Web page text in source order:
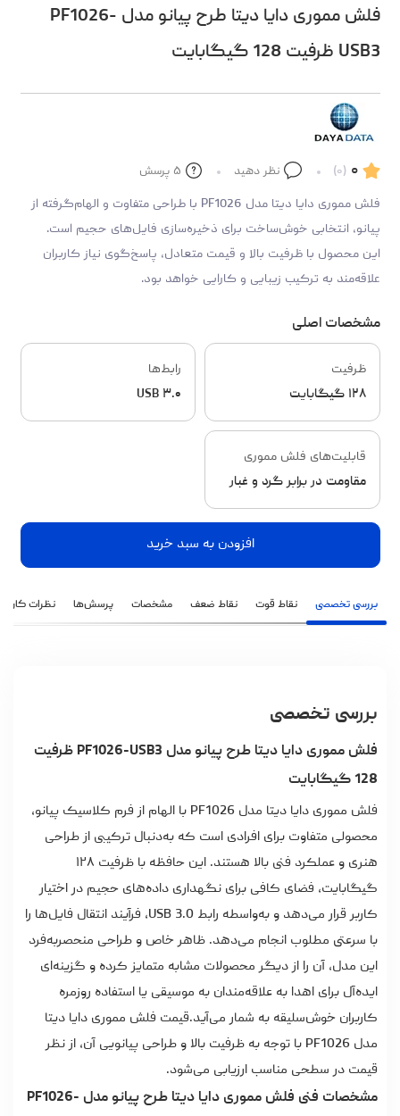
فلش مموری دایا دیتا طرح پیانو مدل PF1026-
USB3 ظرفیت 128 گیگابایت
۰ (۰) نظر دهید ۵ پرسش
فلش مموری دایا دیتا مدل PF1026 با طراحی متفاوت و الهام‌گرفته از
پیانو، انتخابی خوش‌ساخت برای ذخیره‌سازی فایل‌های حجیم است.
این محصول با ظرفیت بالا و قیمت متعادل، پاسخ‌گوی نیاز کاربران
علاقه‌مند به ترکیب زیبایی و کارایی خواهد بود.
مشخصات اصلی
ظرفیت
۱۲۸ گیگابایت
رابط‌ها
USB ۳.۰
قابلیت‌های فلش مموری
مقاومت در برابر گرد و غبار
افزودن به سبد خرید
بررسی تخصصی نقاط قوت نقاط ضعف مشخصات پرسش‌ها نظرات
بررسی تخصصی
فلش مموری دایا دیتا طرح پیانو مدل PF1026-USB3 ظرفیت
128 گیگابایت
فلش مموری دایا دیتا مدل PF1026 با الهام از فرم کلاسیک پیانو،
محصولی متفاوت برای افرادی است که به‌دنبال ترکیبی از طراحی
هنری و عملکرد فنی بالا هستند. این حافظه با ظرفیت ۱۲۸
گیگابایت، فضای کافی برای نگهداری داده‌های حجیم در اختیار
کاربر قرار می‌دهد و به‌واسطه رابط USB 3.0، فرآیند انتقال فایل‌ها را
با سرعتی مطلوب انجام می‌دهد. ظاهر خاص و طراحی منحصربه‌فرد
این مدل، آن را از دیگر محصولات مشابه متمایز کرده و گزینه‌ای
ایده‌آل برای اهدا به علاقه‌مندان به موسیقی یا استفاده روزمره
کاربران خوش‌سلیقه به شمار می‌آید.قیمت فلش مموری دایا دیتا
مدل PF1026 با توجه به ظرفیت بالا و طراحی پیانویی آن، از نظر
قیمت در سطحی مناسب ارزیابی می‌شود.
مشخصات فنی فلش مموری دایا دیتا طرح پیانو مدل PF1026-